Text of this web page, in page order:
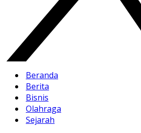
Beranda
Berita
Bisnis
Olahraga
Sejarah